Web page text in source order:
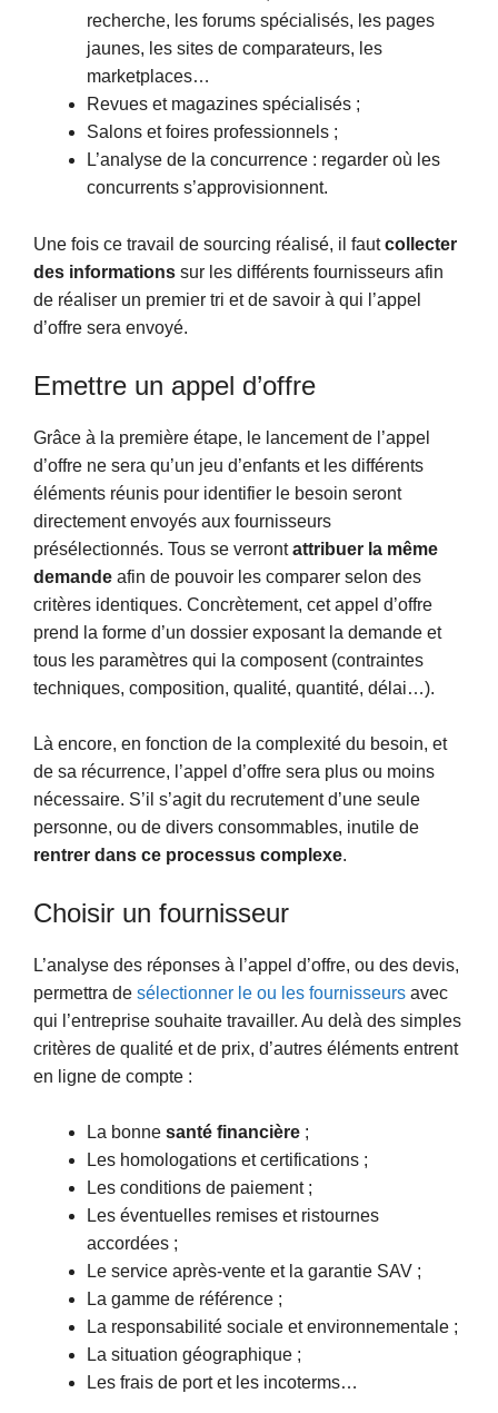
recherche, les forums spécialisés, les pages
jaunes, les sites de comparateurs, les
marketplaces…
Revues et magazines spécialisés ;
Salons et foires professionnels ;
L’analyse de la concurrence : regarder où les
concurrents s’approvisionnent.
Une fois ce travail de sourcing réalisé, il fautcollecter
des informations sur les différents fournisseurs afin
de réaliser un premier tri et de savoir à qui l’appel
d’offre sera envoyé.
Emettre un appel d’offre
Grâce à la première étape, le lancement de l’appel
d’offre ne sera qu’un jeu d’enfants et les différents
éléments réunis pour identifier le besoin seront
directement envoyés aux fournisseurs
présélectionnés. Tous se verrontattribuer la même
demande afin de pouvoir les comparer selon des
critères identiques. Concrètement, cet appel d’offre
prend la forme d’un dossier exposant la demande et
tous les paramètres qui la composent (contraintes
techniques, composition, qualité, quantité, délai…).
Là encore, en fonction de la complexité du besoin, et
de sa récurrence, l’appel d’offre sera plus ou moins
nécessaire. S’il s’agit du recrutement d’une seule
personne, ou de divers consommables, inutile de
rentrer dans ce processus complexe.
Choisir un fournisseur
L’analyse des réponses à l’appel d’offre, ou des devis,
permettra de sélectionner le ou les fournisseurs avec
qui l’entreprise souhaite travailler. Au delà des simples
critères de qualité et de prix, d’autres éléments entrent
en ligne de compte :
La bonne santé financière ;
Les homologations et certifications ;
Les conditions de paiement ;
Les éventuelles remises et ristournes
accordées ;
Le service après-vente et la garantie SAV ;
La gamme de référence ;
La responsabilité sociale et environnementale ;
La situation géographique ;
Les frais de port et les incoterms…